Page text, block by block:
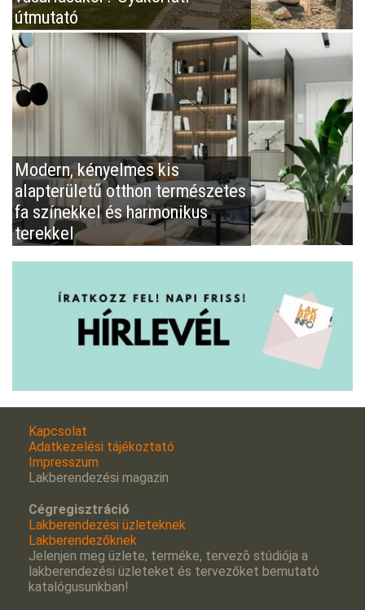
útmutató
Modern, kényelmes kis
alapterületű otthon természetes
fa színekkel és harmonikus
terekkel
Kapcsolat
Adatkezelési tájékoztató
Impresszum
Lakberendezési magazin
Cégregisztráció
Lakberendezési üzleteknek
Lakberendezőknek
Jelenjen meg üzlete, terméke, tervezõ stúdiója a
lakberendezési üzleteket és tervezőket bemutató
katalógusunkban!